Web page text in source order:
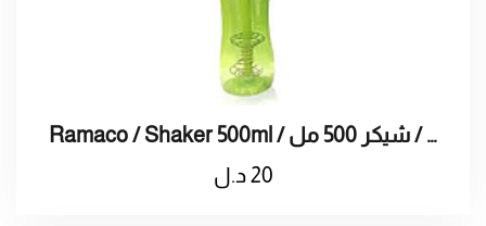
Ramaco / Shaker 500ml / راماكو / شيكر 500 مل
20 د.ل